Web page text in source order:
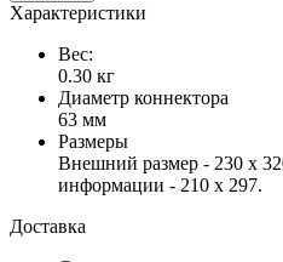
Характеристики
Вес:
0.30 кг
Диаметр коннектора
63 мм
Размеры
Внешний размер - 230 х
информации - 210 х 297.
Доставка